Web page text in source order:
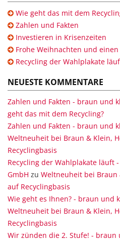
Wie geht das mit dem
Zahlen und Fakten
Investieren in Krisenzeiten
Frohe Weihnachten und
Recycling der Wahlplakate
NEUESTE KOMMENTARE
Zahlen und Fakten - braun und
geht das mit dem Recycling?
Zahlen und Fakten - braun und
Weltneuheit bei Braun & Klein,
Recyclingbasis
Recycling der Wahlplakate läuft
GmbH zu Weltneuheit bei
auf Recyclingbasis
Wie geht es Ihnen? - braun und
Weltneuheit bei Braun & Klein,
Recyclingbasis
Wir zünden die 2. Stufe! - braun